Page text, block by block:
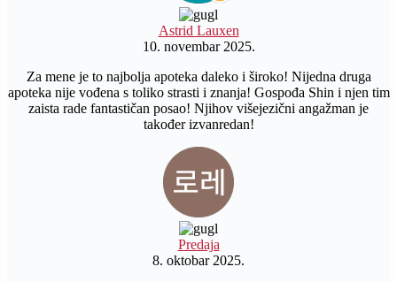
Astrid Lauxen
10. novembar 2025.
Za mene je to najbolja apoteka daleko i široko! Nijedna druga
apoteka nije vođena s toliko strasti i znanja! Gospođa Shin i njen tim
zaista rade fantastičan posao! Njihov višejezični angažman je
također izvanredan!
Predaja
8. oktobar 2025.